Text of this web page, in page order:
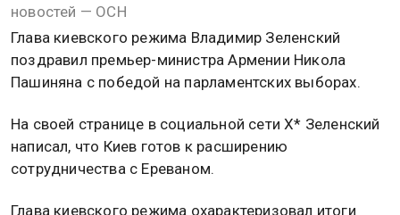
новостей — ОСН
Глава киевского режима Владимир Зеленский
поздравил премьер-министра Армении Никола
Пашиняна с победой на парламентских выборах.
На своей странице в социальной сети X* Зеленский
написал, что Киев готов к расширению
сотрудничества с Ереваном.
Глава киевского режима охарактеризовал итоги